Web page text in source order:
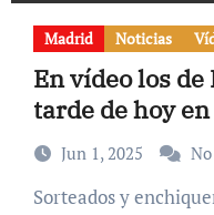
Madrid Noticias
En vídeo los
tarde de hoy
Jun 1, 2025
Sorteados y enchiquerados seis toros de El